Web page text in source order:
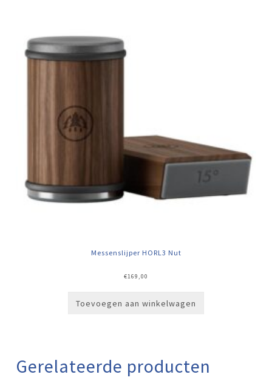
Messenslijper HORL3 Nut
€169,00
Toevoegen aan winkelwagen
Gerelateerde producten